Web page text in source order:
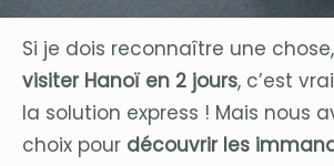
Si je dois reconnaître une
visiter Hanoï en 2 jours, c’est
la solution express ! Mais nous
choix pour découvrir les